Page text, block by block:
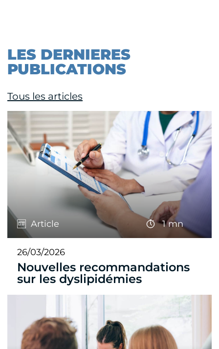
LES DERNIERES
PUBLICATIONS
Tous les articles
Article 1 mn
26/03/2026
Nouvelles recommandations
sur les dyslipidémies